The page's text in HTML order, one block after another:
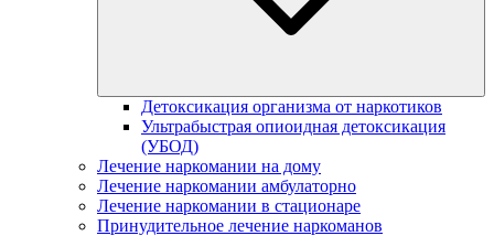
Детоксикация организма от наркотиков
Ультрабыстрая опиоидная детоксикация
(УБОД)
Лечение наркомании на дому
Лечение наркомании амбулаторно
Лечение наркомании в стационаре
Принудительное лечение наркоманов